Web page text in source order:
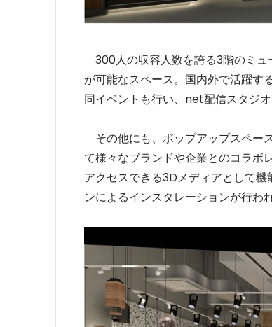
300人の収容人数を誇る3階のミュ
が可能なスペース。国内外で活躍す
同イベントも行い、net配信スタジ
その他にも、ポップアップスペー
て様々なブランドや企業とのコラボ
アクセスできる3Dメディアとして
ンによるインスタレーションが行われ